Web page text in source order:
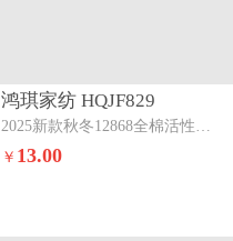
鸿琪家纺 HQJF829
￥ 13.00